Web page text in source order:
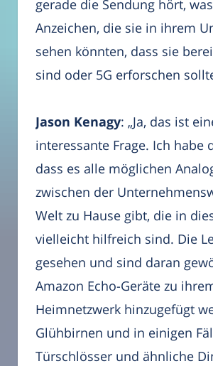
gerade die Sendung hört,
Anzeichen, die sie in ihrem
sehen könnten, dass sie
sind oder 5G erforschen
Jason Kenagy: „Ja, das ist
interessante Frage. Ich habe
dass es alle möglichen
zwischen der
Welt zu Hause gibt, die in
vielleicht hilfreich sind. Die
gesehen und sind daran
Amazon Echo-Geräte zu
Heimnetzwerk hinzugefügt
Glühbirnen und in einigen
Türschlösser und ähnliche